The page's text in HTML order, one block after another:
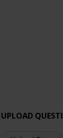
UPLOAD